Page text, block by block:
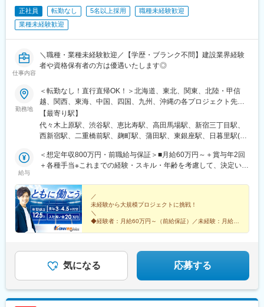
正社員 転勤なし 5名以上採用
職種未経験歓迎
業種未経験歓迎
仕事内容
＼職種・業種未経験歓迎／【学歴・ブランク不問】建設業界経験
者や資格保有者の方は優遇いたします◎
勤務地
＜転勤なし！直行直帰OK！＞北海道、東北、関東、北陸・甲信
越、関西、東海、中国、四国、九州、沖縄の各プロジェクト先★
希望勤務地・通勤時間を考慮いたします！★直行直帰OK★U・Iタ
ーン歓迎！住宅手当あり★転居を伴う転勤はありません北海道東
北／青森県・岩手県・宮城県・秋田県・山形県・福島県関東／東
山、石川、福井、新潟県、長野県、山梨県関西／大阪、京都、滋
賀、兵庫、奈良、和歌山東海／愛知、静岡、三重、岐阜中国・四
州／福岡、佐賀、長崎、熊本、大分、宮崎、鹿児島、沖縄＼広島
にてビッグプロジェクト始動！／裁量のあるポジションをお任せ
◎より高待遇をご用意しております。ご希望の方は面接にてお気
軽にご質問ください。
【最寄り駅】
代々木上原駅、渋谷駅、恵比寿駅、高田馬場駅、新宿三丁目駅、
西新宿駅、二重橋前駅、麹町駅、蒲田駅、東銀座駅、日暮里駅(舎
河駅、有楽町駅、豊洲駅、南砂町駅、三田駅(東京都)、森下駅(東
京都)、高輪台駅、新木場駅、北千住駅、大崎駅、国分寺駅、東京
駅(東京都)、白金高輪駅、高輪ゲートウェイ駅、神谷町駅、外苑前
駅、国立駅、南新宿駅、初台駅、千駄ケ谷駅、曙橋駅、国立競技
場駅、四谷三丁目駅、西荻窪駅、富士見ケ丘駅、荻窪駅、神保町
駅、淡路町駅、市ケ谷駅、九段下駅、上野御徒町駅、昭和島駅、
池上駅、糀谷駅、八丁堀駅(東京都)、日本橋駅(東京都)、築地市場
新中野駅、京王八王子駅、武蔵五日市駅、西台駅、本蓮沼駅、大
森海岸駅、青物横丁駅、武蔵境駅、三鷹駅、吉祥寺駅、湯島駅、
給与
＜想定年収800万円・前職給与保証＞■月給60万円～＋賞与年2回
＋各種手当※これまでの経験・スキル・年齢を考慮して、決定いた
年齢、経験、能力、適性を考慮して、支給額を決定します。ーー
ーーーーーーーーーーーーーーーーーーーーーーーーーーーーー
ーー■未経験者は月給35万円～＋賞与年2回＋各種手当 ※これま
での経験・スキル・年齢を考慮して、決定いたします※残業代は別
途全額支給します。＼勤務地特典！／入社祝い金として別途20万
／
未経験から大規模プロジェクトに挑戦！
＼
◆経験者：月給60万円～（前給保証）／未経験：月給
気になる 応募する